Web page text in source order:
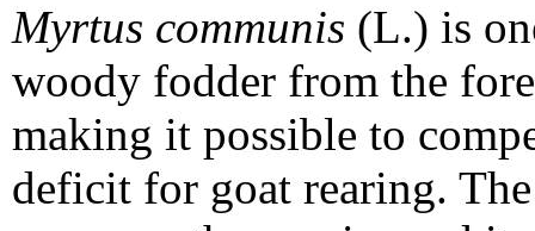
Myrtus communis (L.) is
woody fodder from the
making it possible to
deficit for goat rearing.